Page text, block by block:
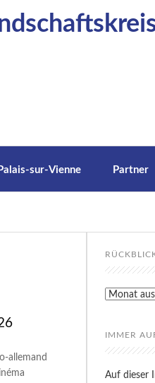
sur-Vienne Partner
allemand
Rückblick
IMMER
Auf dieser